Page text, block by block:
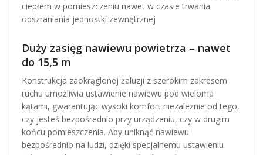
ciepłem w pomieszczeniu nawet w czasie trwania
odszraniania jednostki zewnętrznej
Duży zasięg nawiewu powietrza – nawet
do 15,5 m
Konstrukcja zaokrąglonej żaluzji z szerokim zakresem
ruchu umożliwia ustawienie nawiewu pod wieloma
kątami, gwarantując wysoki komfort niezależnie od tego,
czy jesteś bezpośrednio przy urządzeniu, czy w drugim
końcu pomieszczenia. Aby uniknąć nawiewu
bezpośrednio na ludzi, dzięki specjalnemu ustawieniu